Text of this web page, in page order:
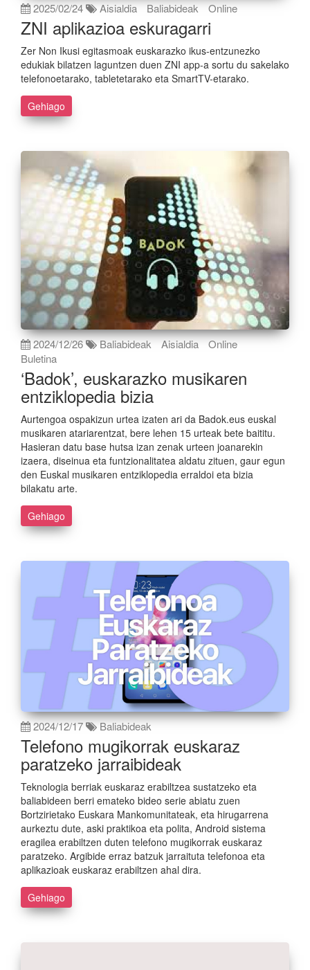
2025/02/24 Aisialdia Baliabideak Online
ZNI aplikazioa eskuragarri
Zer Non Ikusi egitasmoak euskarazko ikus-entzunezko
edukiak bilatzen laguntzen duen ZNI app-a sortu du sakelako
telefonoetarako, tabletetarako eta SmartTV-etarako.
Gehiago
2024/12/26 Baliabideak Aisialdia
Online
Buletina
‘Badok’, euskarazko musikaren
entziklopedia bizia
Aurtengoa ospakizun urtea izaten ari da Badok.eus euskal
musikaren atariarentzat, bere lehen 15 urteak bete baititu.
Hasieran datu base hutsa izan zenak urteen joanarekin
izaera, diseinua eta funtzionalitatea aldatu zituen, gaur egun
den Euskal musikaren entziklopedia erraldoi eta bizia
bilakatu arte.
Gehiago
2024/12/17 Baliabideak
Telefono mugikorrak euskaraz
paratzeko jarraibideak
Teknologia berriak euskaraz erabiltzea sustatzeko eta
baliabideen berri emateko bideo serie abiatu zuen
Bortzirietako Euskara Mankomunitateak, eta hirugarrena
aurkeztu dute, aski praktikoa eta polita, Android sistema
eragilea erabiltzen duten telefono mugikorrak euskaraz
paratzeko. Argibide erraz batzuk jarraituta telefonoa eta
aplikazioak euskaraz erabiltzen ahal dira.
Gehiago